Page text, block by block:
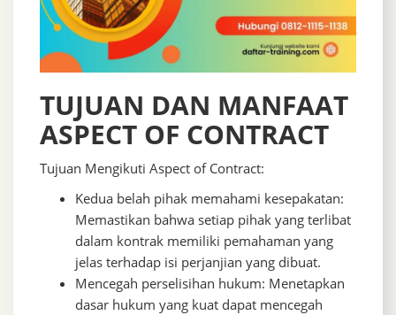
TUJUAN DAN MANFAAT
ASPECT OF CONTRACT
Tujuan Mengikuti Aspect of Contract:
Kedua belah pihak memahami kesepakatan:
Memastikan bahwa setiap pihak yang terlibat
dalam kontrak memiliki pemahaman yang
jelas terhadap isi perjanjian yang dibuat.
Mencegah perselisihan hukum: Menetapkan
dasar hukum yang kuat dapat mencegah